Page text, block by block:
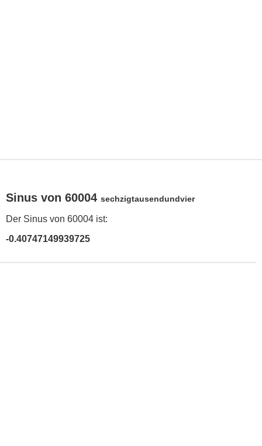
Sinus von 60004 sechzigtausendundvier
Der Sinus von 60004 ist:
-0.40747149939725